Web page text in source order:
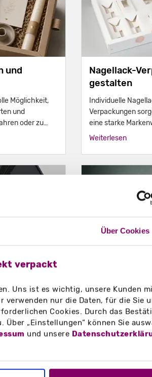
Über Cookies
verpackt
Uns ist es wichtig, unsere Kunden
verwenden nur die Daten, für die Sie
Cookies. Durch das
Über „Einstellungen“ können Sie
und unsere
und
Möglichkeit,
und
oder zu
Nagellack-
gestalten
Individuelle
Verpackungen
eine starke
Kosmetikprodukte
Weiterlesen
Griff
Veredelung
prägen und
Karton
Monomaterial-
bestehen und
Weiterlesen